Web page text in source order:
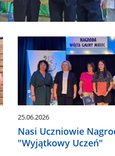
25.06.2026
Nasi Uczniowie
"Wyjątkowy Uczeń"